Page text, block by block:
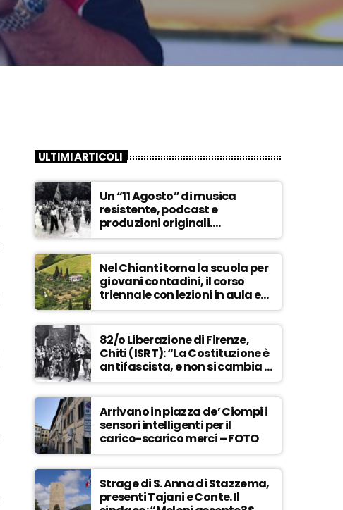
ULTIMI ARTICOLI
Un “11 Agosto” di musica
resistente, podcast e
produzioni originali.
Novaradio festeggia in onda
la Liberazione di Firenze
Nel Chianti torna la scuola per
giovani contadini, il corso
triennale con lezioni in aula e
tra i campi – ASCOLTA
82/o Liberazione di Firenze,
Chiti (ISRT): “La Costituzione è
antifascista, e non si cambia a
maggioranza” – ASCOLTA
Arrivano in piazza de’ Ciompi i
sensori intelligenti per il
carico-scarico merci – FOTO
Strage di S. Anna di Stazzema,
presenti Tajani e Conte. Il